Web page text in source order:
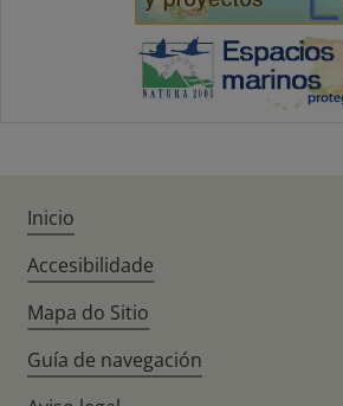
Inicio
Accesibilidade
Mapa do Sitio
Guía de navegación